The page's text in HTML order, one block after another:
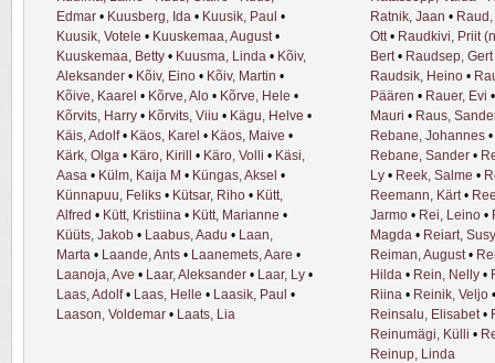
Edmar • Kuusberg, Ida • Kuusik, Paul •
Kuusik, Votele • Kuuskemaa, August•
Kuuskemaa, Betty • Kuusma, Linda • Kõiv,
Aleksander • Kõiv, Eino • Kõiv, Martin •
Kõive, Kaarel • Kõrve, Alo • Kõrve, Hele •
Kõrvits, Harry • Kõrvits, Viiu • Kägu, Helve •
Käis, Adolf• Käos, Karel • Käos, Maive •
Kärk, Olga • Käro, Kirill • Käro, Volli • Käsi,
Aasa • Külm, Kaija M • Küngas, Aksel •
Künnapuu, Feliks • Kütsar, Riho • Kütt,
Alfred • Kütt, Kristiina • Kütt, Marianne •
Küüts, Jakob • Laabus, Aadu • Laan,
Marta • Laande, Ants • Laanemets, Aare •
Laanoja, Ave • Laar, Aleksander • Laar, Ly •
Laas, Adolf• Laas, Helle • Laasik, Paul •
Laason, Voldemar • Laats, Lia
Ratnik, Jaan •
Ott• Raudkivi, Priit
Bert• Raudsep, Gert
Raudsik, Heino •
Päären • Rauer, Evi
Mauri • Raus,
Rebane, Johannes •
Rebane, Sander •
Ly • Reek, Salme •
Reemann, Kärt•
Jarmo • Rei, Leino •
Magda • Reiart, Susy
Reiman, August•
Hilda • Rein, Nelly •
Riina • Reinik, Veljo
Reinsalu, Elisabet•
Reinumägi, Külli •
Reinup, Linda